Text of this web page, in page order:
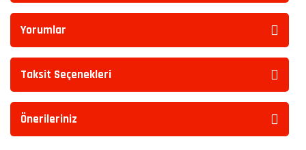
Yorumlar
Taksit Seçenekleri
Önerileriniz